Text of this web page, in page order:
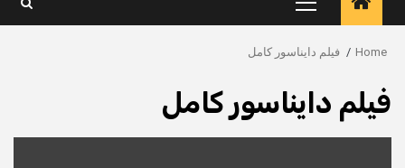
Primary
Menu
Home فیلم دایناسور کامل
فیلم دایناسور کامل